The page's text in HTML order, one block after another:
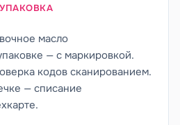
масло
— с маркировкой.
кодов сканированием.
— списание